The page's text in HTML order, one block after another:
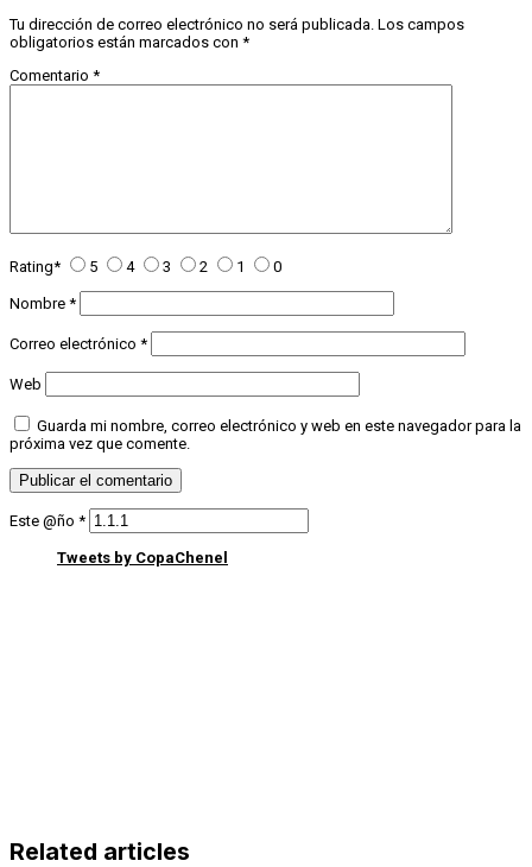
Tu dirección de correo electrónico no será publicada. Los campos
obligatorios están marcados con *
Comentario *
Rating* 5 4 3 2 1 0
Nombre *
Correo electrónico *
Web
Guarda mi nombre, correo electrónico y web en este navegador para la
próxima vez que comente.
Este @ño *
Tweets by CopaChenel
Related articles